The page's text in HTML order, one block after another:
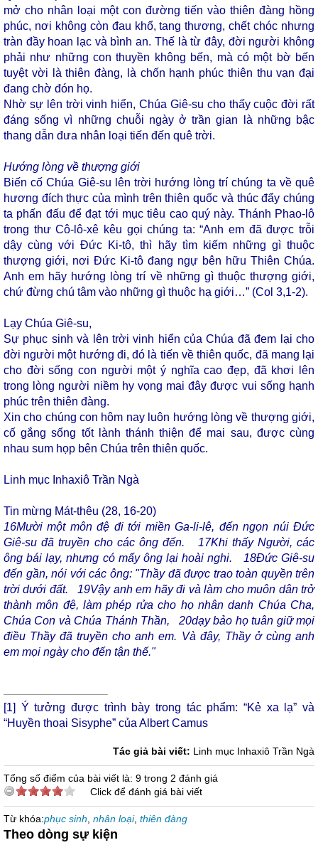
mở cho nhân loại một con đường tiến vào thiên đàng hồng
phúc, nơi không còn đau khổ, tang thương, chết chóc nhưng
tràn đầy hoan lạc và bình an. Thế là từ đây, đời người không
phải như những con thuyền không bến, mà có một bờ bến
tuyệt vời là thiên đàng, là chốn hạnh phúc thiên thu vạn đại
đang chờ đón họ.
Nhờ sự lên trời vinh hiển, Chúa Giê-su cho thấy cuộc đời rất
đáng sống vì những chuỗi ngày ở trần gian là những bậc
thang dẫn đưa nhân loại tiến đến quê trời.
Hướng lòng về thượng giới
Biến cố Chúa Giê-su lên trời hướng lòng trí chúng ta về quê
hương đích thực của mình trên thiên quốc và thúc đẩy chúng
ta phấn đấu để đạt tới mục tiêu cao quý này. Thánh Phao-lô
trong thư Cô-lô-xê kêu gọi chúng ta: “Anh em đã được trỗi
dậy cùng với Đức Ki-tô, thì hãy tìm kiếm những gì thuộc
thượng giới, nơi Đức Ki-tô đang ngự bên hữu Thiên Chúa.
Anh em hãy hướng lòng trí về những gì thuộc thượng giới,
chứ đừng chú tâm vào những gì thuộc hạ giới…” (Col 3,1-2).
Lạy Chúa Giê-su,
Sự phục sinh và lên trời vinh hiển của Chúa đã đem lại cho
đời người một hướng đi, đó là tiến về thiên quốc, đã mang lại
cho đời sống con người một ý nghĩa cao đẹp, đã khơi lên
trong lòng người niềm hy vọng mai đây được vui sống hạnh
phúc trên thiên đàng.
Xin cho chúng con hôm nay luôn hướng lòng về thượng giới,
cố gắng sống tốt lành thánh thiện để mai sau, được cùng
nhau sum họp bên Chúa trên thiên quốc.
Linh mục Inhaxiô Trần Ngà
Tin mừng Mát-thêu (28, 16-20)
16Mười một môn đệ đi tới miền Ga-li-lê, đến ngọn núi Đức
Giê-su đã truyền cho các ông đến. 17Khi thấy Người, các
ông bái lạy, nhưng có mấy ông lại hoài nghi. 18Đức Giê-su
đến gần, nói với các ông: "Thầy đã được trao toàn quyền trên
trời dưới đất. 19Vậy anh em hãy đi và làm cho muôn dân trở
thành môn đệ, làm phép rửa cho họ nhân danh Chúa Cha,
Chúa Con và Chúa Thánh Thần,20dạy bảo họ tuân giữ mọi
điều Thầy đã truyền cho anh em. Và đây, Thầy ở cùng anh
em mọi ngày cho đến tận thế."
[1] Ý tưởng được trình bày trong tác phẩm: “Kẻ xa lạ” và
“Huyền thoại Sisyphe” của Albert Camus
Tác giả bài viết: Linh mục Inhaxiô Trần Ngà
Tổng số điểm của bài viết là: 9 trong 2 đánh giá
Click để đánh giá bài viết
Từ khóa:phục sinh nhân loại, thiên đàng
Theo dòng sự kiện